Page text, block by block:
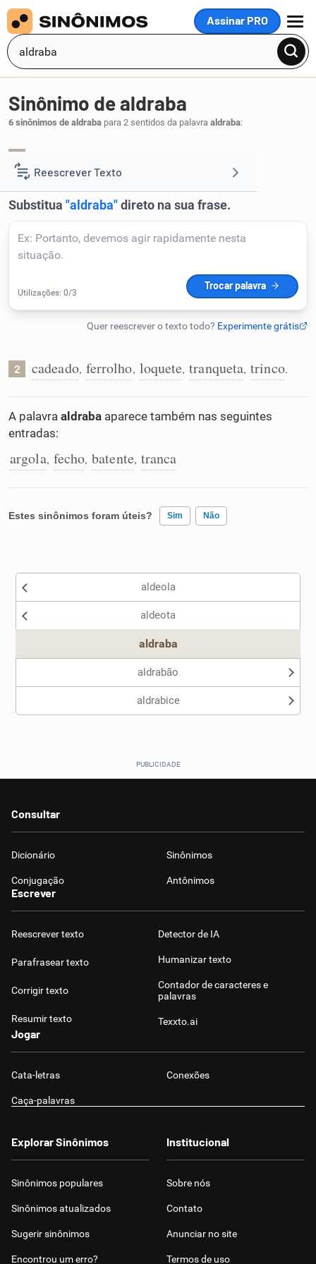
Assinar PRO
MENU
Reescrever Texto
Resumir Texto
Corrigir Texto
Detector de IA
Humanizador de IA
Cata-letras
Caça-palavras
Sinônimo de aldraba
6 sinônimos de aldraba para 2 sentidos da palavra aldraba:
2 cadeado, ferrolho, loquete, tranqueta, trinco.
A palavra aldraba aparece também nas seguintes
entradas:
argola, fecho, batente, tranca
Estes sinônimos foram úteis? Sim Não
Nenhum dos sinônimos apresentados me ajudou
aldeola
aldeota
aldraba
aldrabão
aldrabice
Consultar
Dicionário Sinônimos
Conjugação Antônimos
Escrever
Reescrever texto
Parafrasear texto
Corrigir texto
Resumir texto
Detector de IA
Humanizar texto
Contador de caracteres e
palavras
Texxto.ai
Jogar
Cata-letras Conexões
Caça-palavras
Explorar Sinônimos
Sinônimos populares
Sinônimos atualizados
Sugerir sinônimos
Encontrou um erro?
Institucional
Sobre nós
Contato
Anunciar no site
Termos de uso